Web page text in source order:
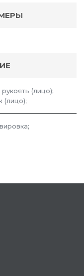
(лицо);
(лицо);